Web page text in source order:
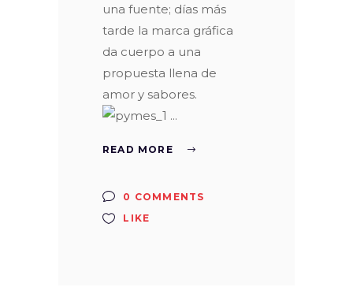
una fuente; días más
tarde la marca gráfica
da cuerpo a una
propuesta llena de
amor y sabores.
READ MORE
0 COMMENTS
LIKE